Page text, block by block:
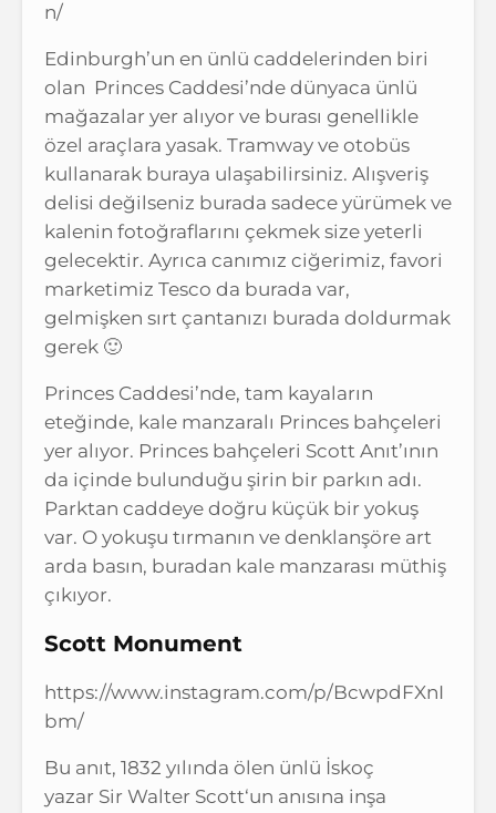
n/
Edinburgh’un en ünlü caddelerinden biri
olan Princes Caddesi’nde dünyaca ünlü
mağazalar yer alıyor ve burası genellikle
özel araçlara yasak. Tramway ve otobüs
kullanarak buraya ulaşabilirsiniz. Alışveriş
delisi değilseniz burada sadece yürümek ve
kalenin fotoğraflarını çekmek size yeterli
gelecektir. Ayrıca canımız ciğerimiz, favori
marketimiz Tesco da burada var,
gelmişken sırt çantanızı burada doldurmak
gerek 🙂
Princes Caddesi’nde, tam kayaların
eteğinde, kale manzaralı Princes bahçeleri
yer alıyor. Princes bahçeleri Scott Anıt’ının
da içinde bulunduğu şirin bir parkın adı.
Parktan caddeye doğru küçük bir yokuş
var. O yokuşu tırmanın ve denklanşöre art
arda basın, buradan kale manzarası müthiş
çıkıyor.
Scott Monument
https://www.instagram.com/p/BcwpdFXnI
bm/
Bu anıt, 1832 yılında ölen ünlü İskoç
yazar Sir Walter Scott‘un anısına inşa